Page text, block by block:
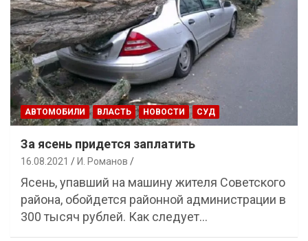
АВТОМОБИЛИ ВЛАСТЬ НОВОСТИ СУД
За ясень придется заплатить
16.08.2021 И. Романов
Ясень, упавший на машину жителя Советского
района, обойдется районной администрации в
300 тысяч рублей. Как следует…